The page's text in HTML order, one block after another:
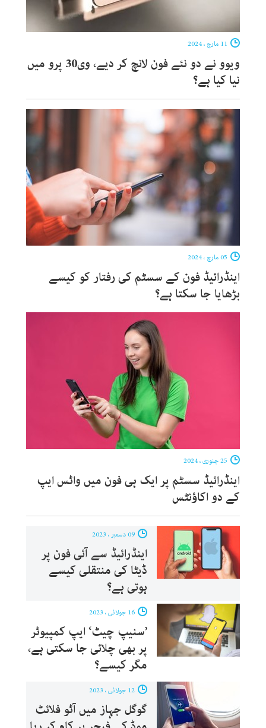
ویوو نے دو نئے فون لانچ کر دیے، وی30 پرو میں
نیا کیا ہے؟
اینڈرائیڈ فون کے سسٹم کی رفتار کو کیسے
بڑھایا جا سکتا ہے؟
اینڈرائیڈ سسٹم پر ایک ہی فون میں واٹس ایپ
کے دو اکاؤنٹس
اینڈرائیڈ سے آئی فون پر
ڈیٹا کی منتقلی کیسے
ہوتی ہے؟
’سنیپ چیٹ‘ ایپ کمپیوٹر
پر بھی چلائی جا سکتی ہے،
مگر کیسے؟
گوگل جہاز میں آٹو فلائٹ